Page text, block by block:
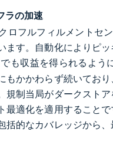
ラの加速
ロフルフィルメントセ
す。自動化によりピ
も収益を得られるよう
もかかわらず続いてお
規制当局がダークスト
最適化を適用すること
括的なカバレッジから